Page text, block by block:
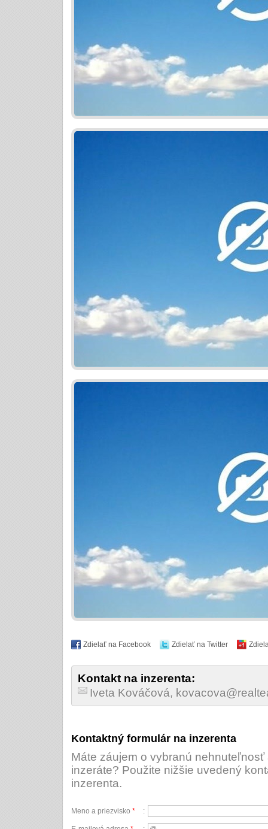
Zdielať na Facebook Zdielať na Twitter
Kontakt na inzerenta:
Iveta Kováčová,
Kontaktný formulár na inzerenta
Máte záujem o vybranú
inzeráte? Použite nižšie uvedený
inzerenta.
Meno a priezvisko * :